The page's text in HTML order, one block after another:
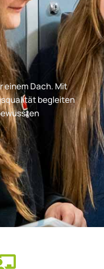
einem Dach. Mit
begleiten